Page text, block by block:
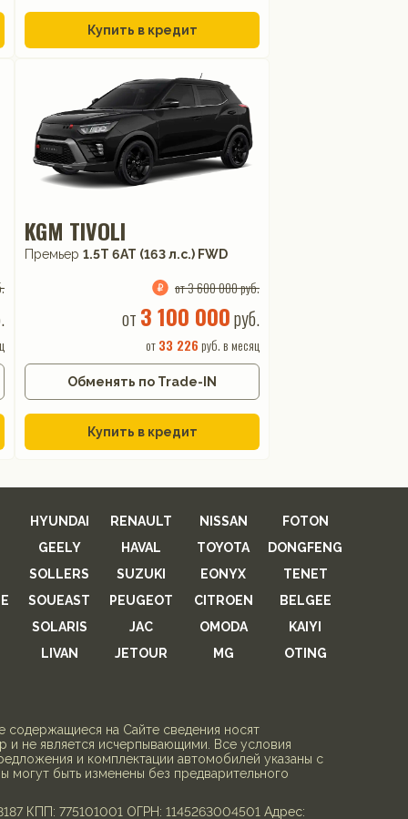
Купить в кредит
KGM TIVOLI
Премьер 1.5T 6AT (163 л.с.) FWD
от 3 600 000 руб.
от 3 100 000руб.
от33 226 руб. в месяц
Обменять по Trade-IN
Купить в кредит
HYUNDAI RENAULT NISSAN
FOTON
GEELY
HAVAL TOYOTA
DONGFENG
SOLLERS
SUZUKI EONYX
TENET
SOUEAST PEUGEOT CITROEN
BELGEE
SOLARIS
JAC OMODA
KAIYI
LIVAN
JETOUR MG OTING
содержащиеся на Сайте сведения носят
и не является исчерпывающими. Все условия
и комплектации автомобилей указаны с
могут быть изменены без предварительного
КПП: 775101001 ОГРН: 1145263004501 Адрес: